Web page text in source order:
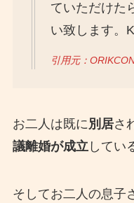
ていただけた
い致します。
引用元：
お二人は既に別居さ
議離婚が成立してい
そしてお二人の息子